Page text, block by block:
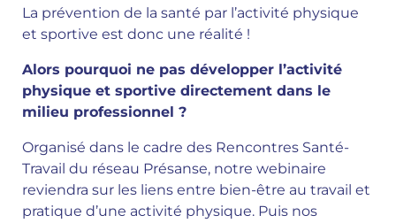
La prévention de la santé par l’activité physique
et sportive est donc une réalité !
Alors pourquoi ne pas développer l’activité
physique et sportive directement dans le
milieu professionnel ?
Organisé dans le cadre des Rencontres Santé-
Travail du réseau Présanse, notre webinaire
reviendra sur les liens entre bien-être au travail et
pratique d’une activité physique. Puis nos